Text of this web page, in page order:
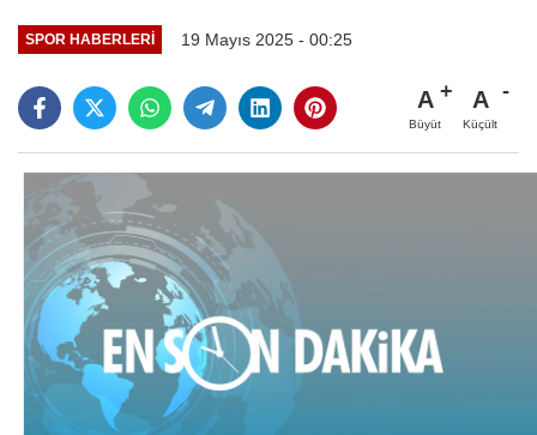
SPOR HABERLERI 19 Mayıs 2025 - 00:25
A
Büyüt
A
Küçült